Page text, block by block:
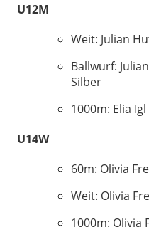
U12M
Weit: Julian
Ballwurf:
Silber
1000m: Elia
U14W
60m: Olivia
Weit: Olivia
1000m: Olivia